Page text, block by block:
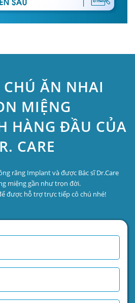
CHÚ ĂN NHAI
MIỆNG
HÀNG ĐẦU CỦA
CARE
răng Implant và được Bác sĩ Dr.Care
miệng gần như trọn đời.
được hỗ trợ trực tiếp cô chú nhé!